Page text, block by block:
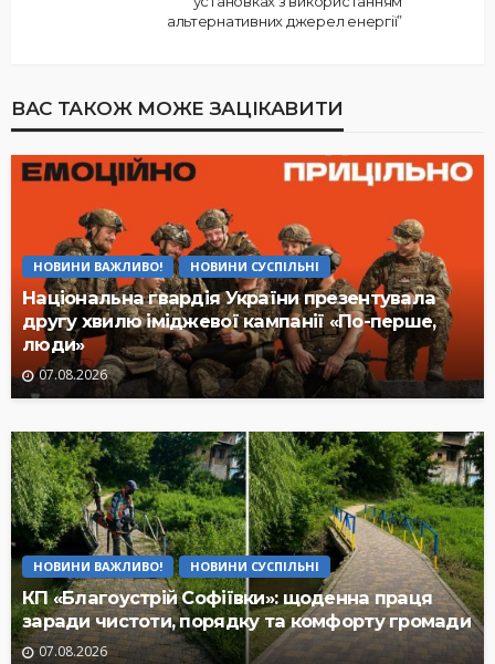
альтернативних джерел енергії”
ВАС ТАКОЖ МОЖЕ ЗАЦІКАВИТИ
НОВИНИ ВАЖЛИВО! НОВИНИ СУСПІЛЬНІ
Національна гвардія України презентувала
другу хвилю іміджевої кампанії «По-перше,
люди»
07.08.2026
НОВИНИ ВАЖЛИВО! НОВИНИ СУСПІЛЬНІ
КП «Благоустрій Софіївки»: щоденна праця
заради чистоти, порядку та комфорту громади
07.08.2026